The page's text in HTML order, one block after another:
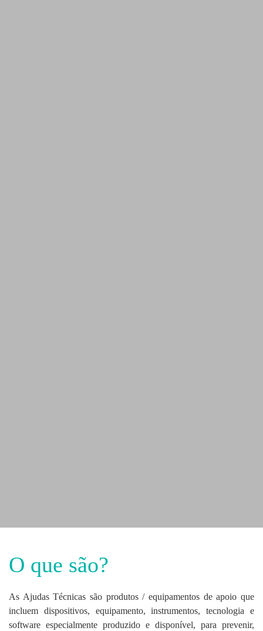
O que são?
As Ajudas Técnicas são produtos / equipamentos de apoio que
incluem dispositivos, equipamento, instrumentos, tecnologia e
software especialmente produzido e disponível, para prevenir,